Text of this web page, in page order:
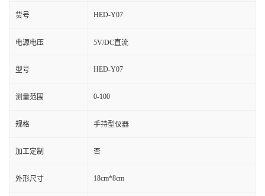
货号 HED-Y07
电源电压 5V/DC直流
型号 HED-Y07
测量范围 0-100
规格 手持型仪器
加工定制 否
外形尺寸 18cm*8cm